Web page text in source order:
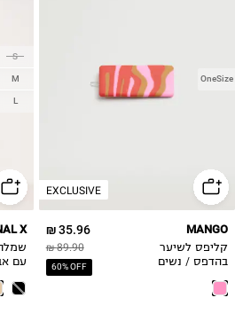
EXCLUSIVE
OneSize
35.96 ₪
89.90 ₪
60% OFF
MANGO
קליפס לשיער
בהדפס / נשים
S
M
L
X
עם